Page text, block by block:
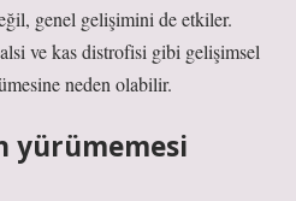
genel gelişimini de etkiler.
ve kas distrofisi gibi gelişimsel
neden olabilir.
yürümemesi